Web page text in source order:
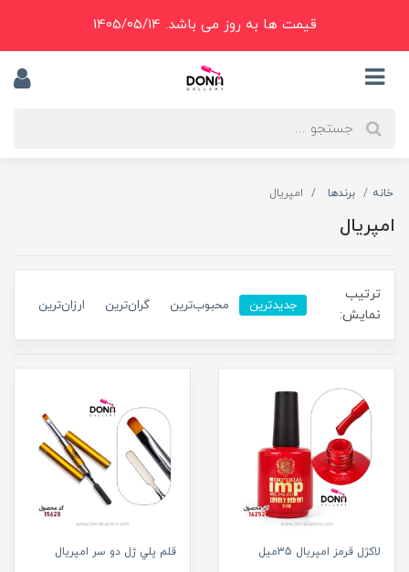
قیمت ها به روز می باشد. 1405/05/14
خانه برندها امپریال
امپریال
ترتیب
نمایش:
جدیدترین محبوب‌ترین گران‌ترین ارزان‌ترین
لاکژل قرمز امپريال 35ميل قلم پلي ژل دو سر امپريال